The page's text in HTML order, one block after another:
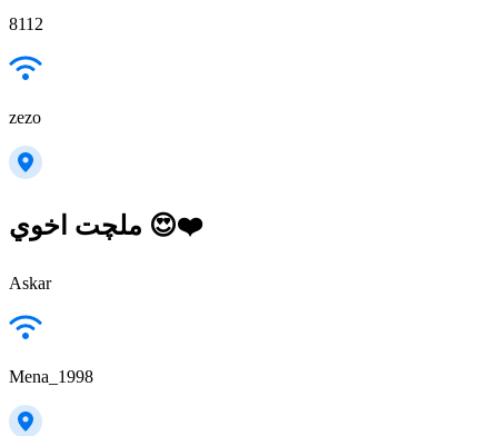
8112
zezo
ملچت اخوي 😍❤️
Askar
Mena_1998